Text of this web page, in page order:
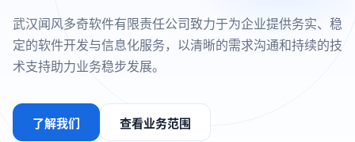
武汉闻风多奇软件有限责任公司致力于为企业提供务实、稳
定的软件开发与信息化服务，以清晰的需求沟通和持续的技
术支持助力业务稳步发展。
了解我们 查看业务范围